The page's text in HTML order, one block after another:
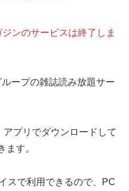
ンのサービスは終了しま
ープの雑誌読み放題サー
プリでダウンロードして
ます。
スで利用できるので、PC